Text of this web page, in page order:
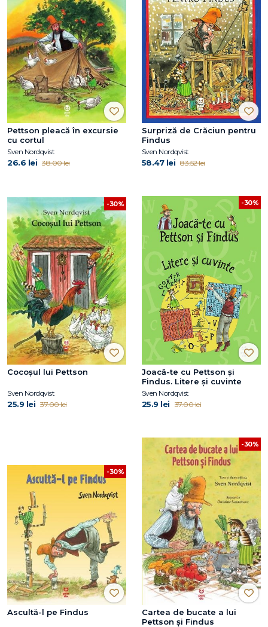
Pettson pleacă în excursie
cu cortul
Sven Nordqvist
26.6 lei 38.00 lei
Surpriză de Crăciun pentru
Findus
Sven Nordqvist
58.47 lei 83.52 lei
-30%
Cocoșul lui Pettson
Sven Nordqvist
25.9 lei 37.00 lei
-30%
Joacă-te cu Pettson și
Findus. Litere și cuvinte
Sven Nordqvist
25.9 lei 37.00 lei
-30%
Ascultă-l pe Findus
-30%
Cartea de bucate a lui
Pettson și Findus